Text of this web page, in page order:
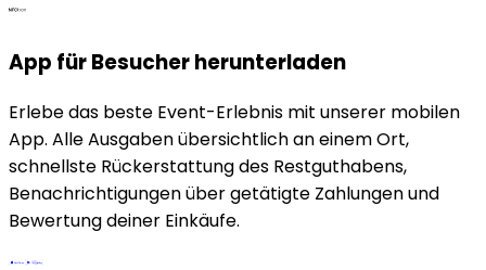
App für Besucher herunterladen
Erlebe das beste Event-Erlebnis mit unserer mobilen
App. Alle Ausgaben übersichtlich an einem Ort,
schnellste Rückerstattung des Restguthabens,
Benachrichtigungen über getätigte Zahlungen und
Bewertung deiner Einkäufe.